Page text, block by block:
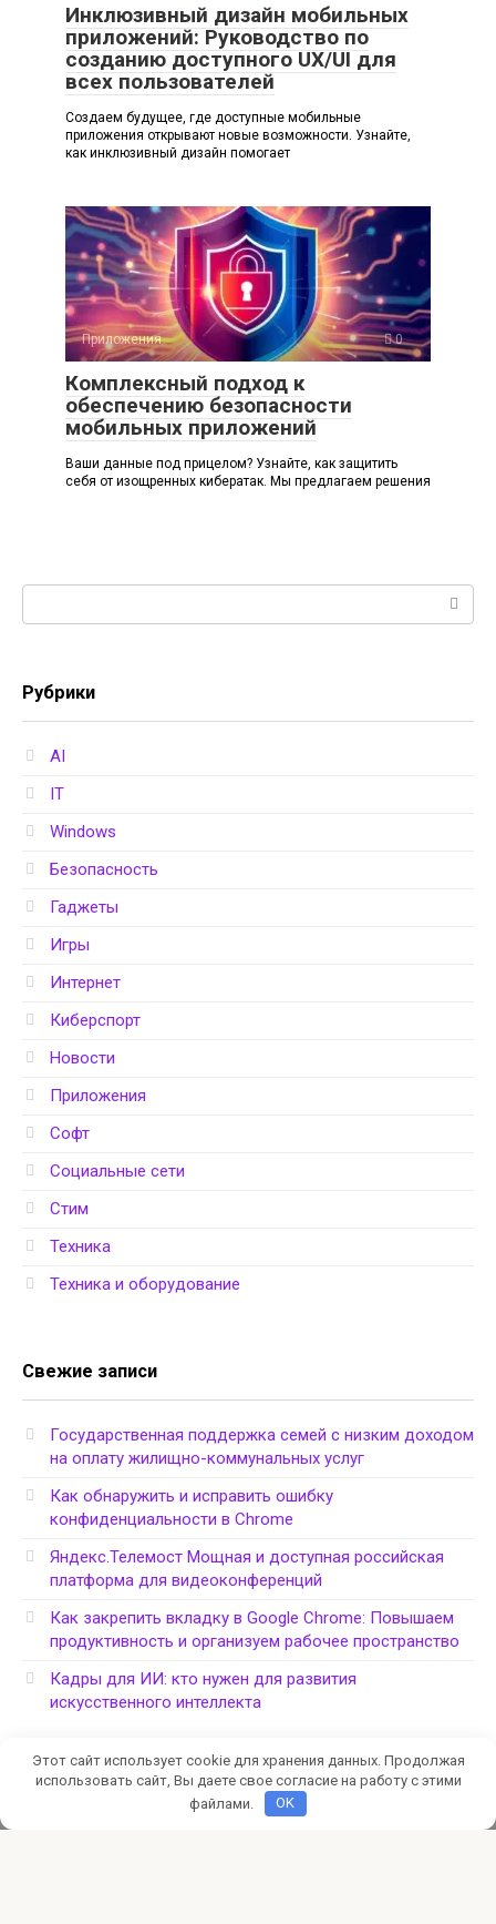
Инклюзивный дизайн мобильных
приложений: Руководство по
созданию доступного UX/UI для
всех пользователей
Создаем будущее, где доступные мобильные
приложения открывают новые возможности. Узнайте,
как инклюзивный дизайн помогает
Приложения 0
Комплексный подход к
обеспечению безопасности
мобильных приложений
Ваши данные под прицелом? Узнайте, как защитить
себя от изощренных кибератак. Мы предлагаем решения
Рубрики
AI
IT
Windows
Безопасность
Гаджеты
Игры
Интернет
Киберспорт
Новости
Приложения
Софт
Социальные сети
Стим
Техника
Техника и оборудование
Свежие записи
Государственная поддержка семей с низким доходом
на оплату жилищно-коммунальных услуг
Как обнаружить и исправить ошибку
конфиденциальности в Chrome
Яндекс.Телемост Мощная и доступная российская
платформа для видеоконференций
Как закрепить вкладку в Google Chrome: Повышаем
продуктивность и организуем рабочее пространство
Кадры для ИИ: кто нужен для развития
искусственного интеллекта
Этот сайт использует cookie для хранения данных. Продолжая
использовать сайт, Вы даете свое согласие на работу с этими
файлами.
OK